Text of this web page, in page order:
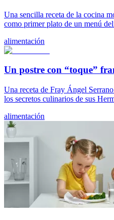
Una sencilla receta de la cocina
como primer plato de un menú
alimentación
Un postre con “toque”
Una receta de Fray Ángel
los secretos culinarios de sus
alimentación